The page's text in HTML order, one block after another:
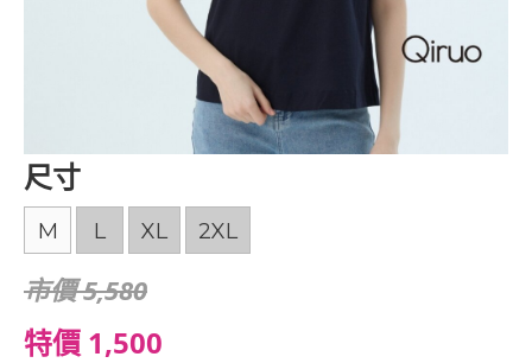
尺寸
M L XL 2XL
市價 5,580
特價 1,500